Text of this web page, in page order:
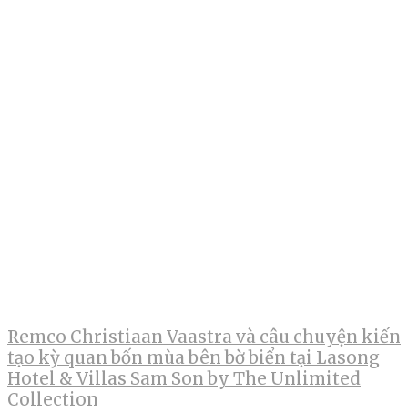
Remco Christiaan Vaastra và câu chuyện kiến
tạo kỳ quan bốn mùa bên bờ biển tại Lasong
Hotel & Villas Sam Son by The Unlimited
Collection